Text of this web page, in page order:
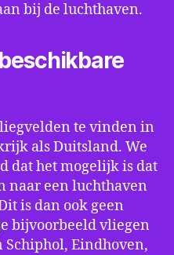
bij de luchthaven.
te vinden in
als Duitsland. We
dat het mogelijk is dat
naar een luchthaven
is dan ook geen
bijvoorbeeld vliegen
Eindhoven,